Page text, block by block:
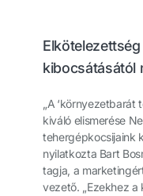
kibocsátásától
„A
kiváló elismerése
tehergépkocsijaink
nyilatkozta Bart
tagja, a
vezető. „Ezekhez a